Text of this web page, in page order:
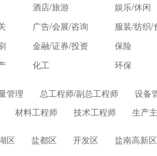
酒店/旅游
娱乐/休闲
广告/会展/咨询
服装/纺织/
金融/证券/投资
保险
化工 环保
管理 总工程师/副总工程师
设备
材料工程师 技术工程师 生产
区 盐都区 开发区 盐南高新区